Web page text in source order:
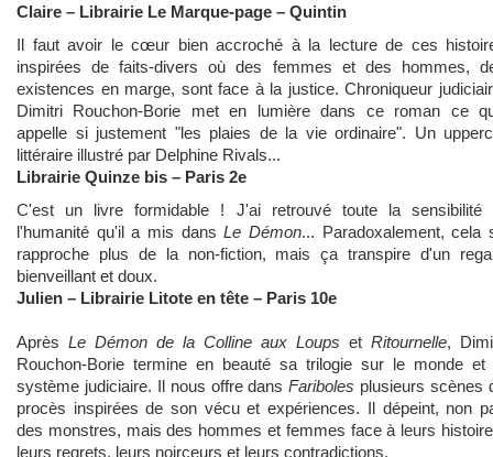
Claire – Librairie Le Marque-page – Quintin
Il faut avoir le cœur bien accroché à la lecture de ces
inspirées de faits-divers où des femmes et des hommes,
existences en marge, sont face à la justice. Chroniqueur
Dimitri Rouchon-Borie met en lumière dans ce roman ce
appelle si justement "les plaies de la vie ordinaire". Un
littéraire illustré par Delphine Rivals...
Librairie Quinze bis – Paris 2e
C'est un livre formidable ! J'ai retrouvé toute la sensibilité
l'humanité qu'il a mis dansLe Démon... Paradoxalement, cela
rapproche plus de la non-fiction, mais ça transpire d'un
bienveillant et doux.
Julien – Librairie Litote en tête – Paris 10e
Après Le Démon de la Colline aux Loups et Ritournelle,
Rouchon-Borie termine en beauté sa trilogie sur le monde et
système judiciaire. Il nous offre dansFariboles plusieurs scènes
procès inspirées de son vécu et expériences. Il dépeint, non
des monstres, mais des hommes et femmes face à leurs
leurs regrets, leurs noirceurs et leurs contradictions.